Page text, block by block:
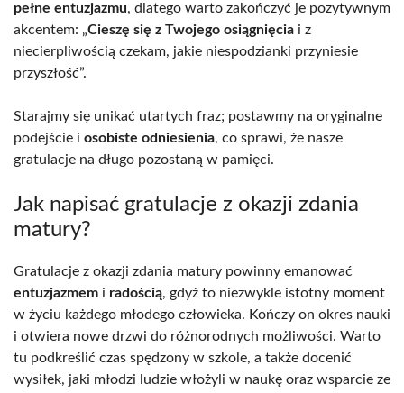
pełne entuzjazmu, dlatego warto zakończyć je pozytywnym
akcentem: „Cieszę się z Twojego osiągnięcia i z
niecierpliwością czekam, jakie niespodzianki przyniesie
przyszłość”.
Starajmy się unikać utartych fraz; postawmy na oryginalne
podejście i osobiste odniesienia, co sprawi, że nasze
gratulacje na długo pozostaną w pamięci.
Jak napisać gratulacje z okazji zdania
matury?
Gratulacje z okazji zdania matury powinny emanować
entuzjazmem i radością, gdyż to niezwykle istotny moment
w życiu każdego młodego człowieka. Kończy on okres nauki
i otwiera nowe drzwi do różnorodnych możliwości. Warto
tu podkreślić czas spędzony w szkole, a także docenić
wysiłek, jaki młodzi ludzie włożyli w naukę oraz wsparcie ze